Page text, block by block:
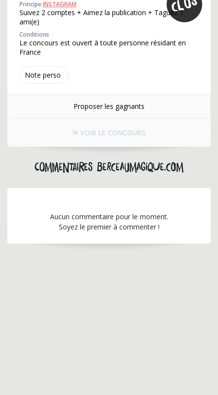
Note perso
PrincipeINSTAGRAM
Suivez 2 comptes + Aimez la publication + Taguez 1
ami(e)
Conditions
Le concours est ouvert à toute personne résidant en
France
Proposer les gagnants
VOIR LE CONCOURS
Commentaires berceaumagique.com
Aucun commentaire pour le moment.
Soyez le premier à commenter !